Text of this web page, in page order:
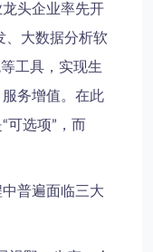
头企业率先开
、大数据分析软
工具，实现生
务增值。在此
可选项”，而
普遍面临三大